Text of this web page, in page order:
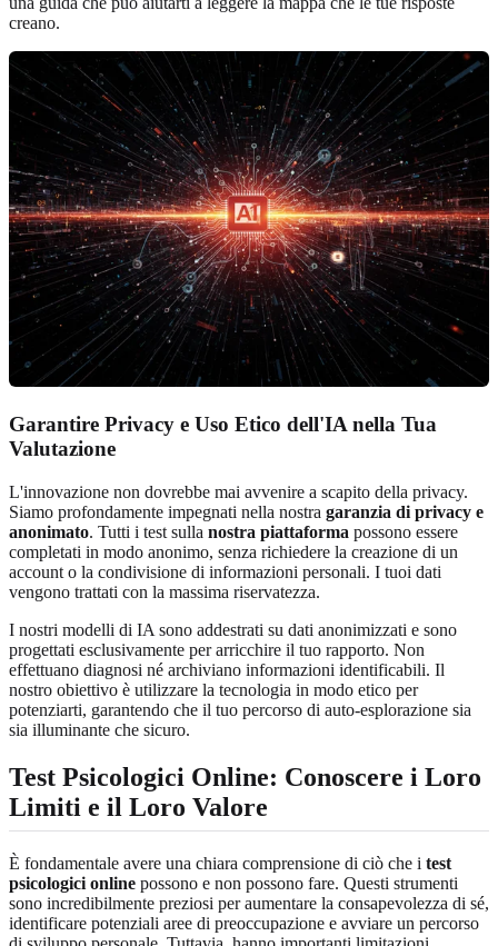
creano.
Garantire Privacy e Uso Etico dell'IA nella Tua
Valutazione
L'innovazione non dovrebbe mai avvenire a scapito della privacy.
Siamo profondamente impegnati nella nostra garanzia di privacy e
anonimato. Tutti i test sulla nostra piattaforma possono essere
completati in modo anonimo, senza richiedere la creazione di un
account o la condivisione di informazioni personali. I tuoi dati
vengono trattati con la massima riservatezza.
I nostri modelli di IA sono addestrati su dati anonimizzati e sono
progettati esclusivamente per arricchire il tuo rapporto. Non
effettuano diagnosi né archiviano informazioni identificabili. Il
nostro obiettivo è utilizzare la tecnologia in modo etico per
potenziarti, garantendo che il tuo percorso di auto-esplorazione sia
sia illuminante che sicuro.
Test Psicologici Online: Conoscere i Loro
Limiti e il Loro Valore
È fondamentale avere una chiara comprensione di ciò che i test
psicologici online possono e non possono fare. Questi strumenti
sono incredibilmente preziosi per aumentare la consapevolezza di sé,
identificare potenziali aree di preoccupazione e avviare un percorso